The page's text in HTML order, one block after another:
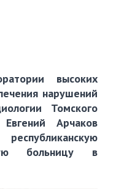
высоких
нарушений
Томского
Арчаков
больницу в